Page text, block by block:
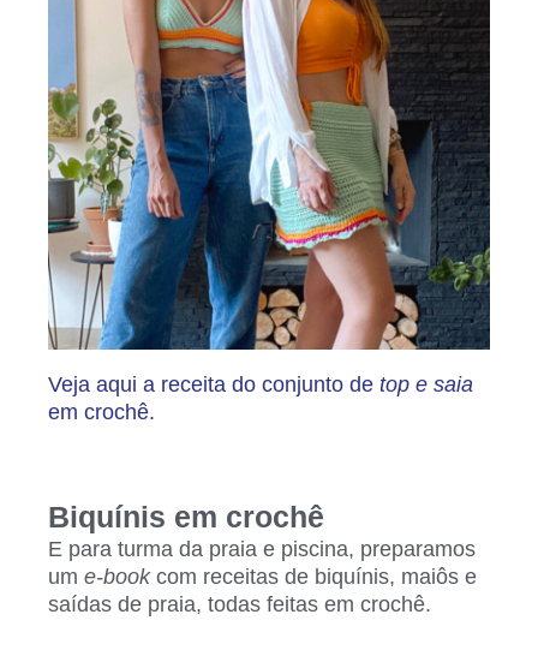
Veja aqui a receita do conjunto de top e saia
em crochê.
Biquínis em crochê
E para turma da praia e piscina, preparamos
um e-bookcom receitas de biquínis, maiôs e
saídas de praia, todas feitas em crochê.